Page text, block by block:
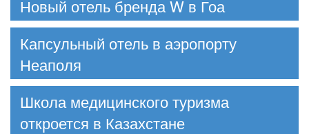
Новый отель бренда W в Гоа
Капсульный отель в аэропорту
Неаполя
Школа медицинского туризма
откроется в Казахстане